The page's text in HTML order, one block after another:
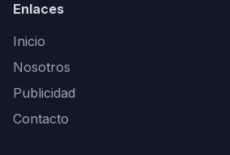
Enlaces
Inicio
Nosotros
Publicidad
Contacto